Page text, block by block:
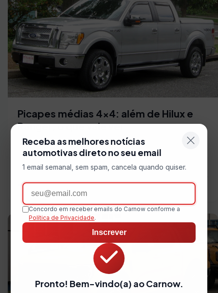
Picapes médias 4×4: além de Hilux e
Ranger, o que vale ver
Texto complementar ao hilux vs ranger: além de hilux e
ranger, o que vale ver.
Receba as melhores notícias
automotivas direto no seu email
1 email semanal, sem spam, cancela quando quiser.
Email
Concordo em receber emails do Carnow conforme a
Política de Privacidade.
Inscrever
Pronto! Bem-vindo(a) ao Carnow.